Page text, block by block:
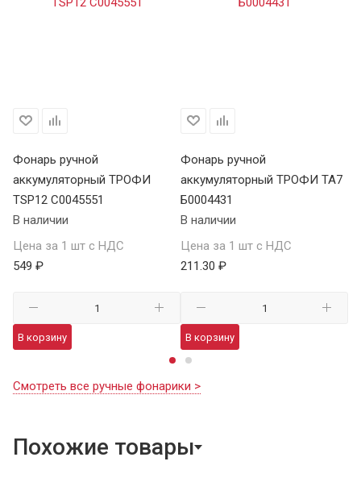
Фонарь ручной
аккумуляторный ТРОФИ
TSP12 C0045551
В наличии
Цена за 1 шт с НДС
549 ₽
В корзину
Фонарь ручной
аккумуляторный ТРОФИ TA7
Б0004431
В наличии
Цена за 1 шт с НДС
211.30 ₽
В корзину
Смотреть все ручные фонарики >
Похожие товары